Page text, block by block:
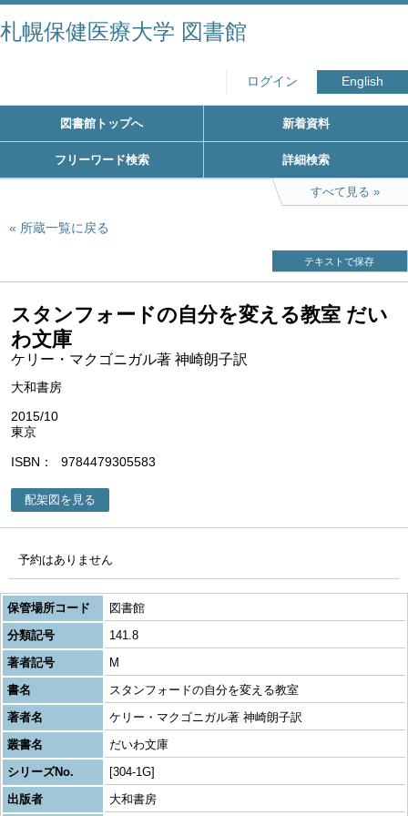
札幌保健医療大学 図書館
ログイン English
図書館トップへ 新着資料
フリーワード検索 詳細検索
すべて見る
所蔵一覧に戻る
テキストで保存
スタンフォードの自分を変える教室 だい
わ文庫
ケリー・マクゴニガル著 神崎朗子訳
大和書房
2015/10
東京
ISBN 9784479305583
配架図を見る
予約はありません
保管場所コード
図書館
分類記号
141.8
著者記号
M
書名
スタンフォードの自分を変える教室
著者名
ケリー・マクゴニガル著 神崎朗子訳
叢書名
だいわ文庫
シリーズNo.
[304-1G]
出版者
大和書房